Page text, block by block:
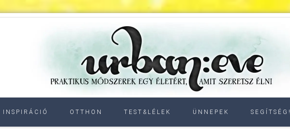
INSPIRÁCIÓ OTTHON TEST&LÉLEK ÜNNEPEK SEGÍTSÉG!